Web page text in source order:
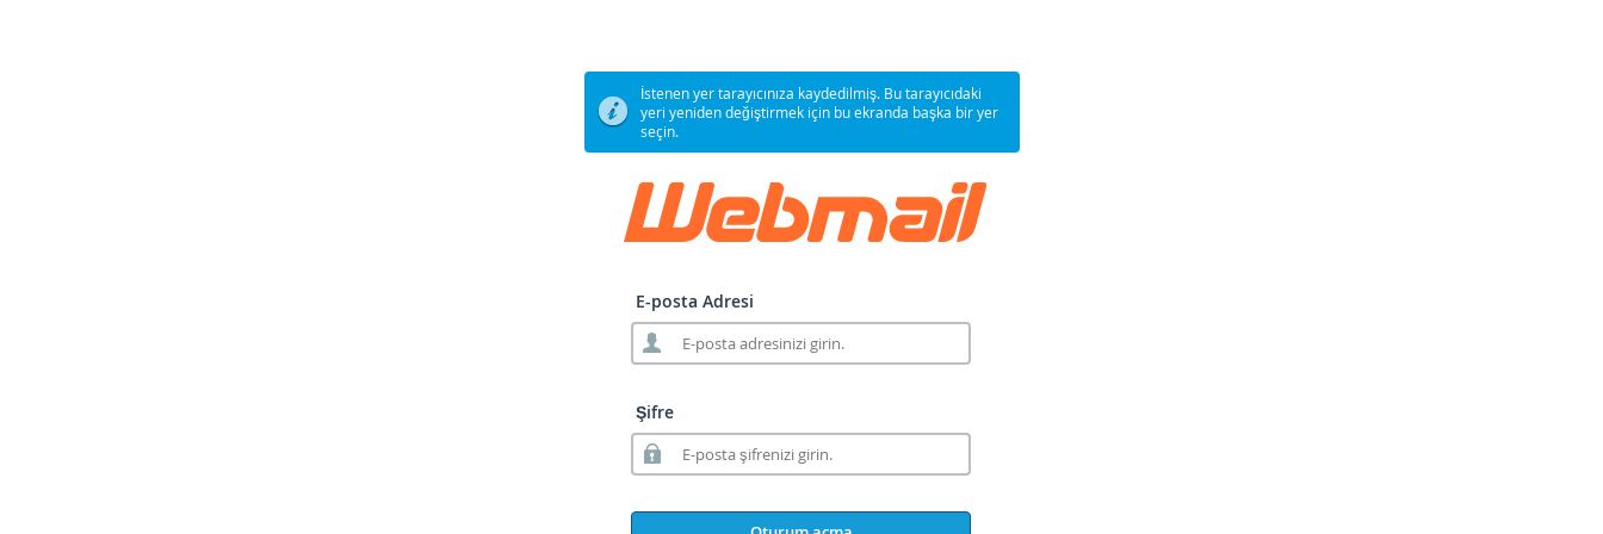
İstenen yer tarayıcınıza kaydedilmiş. Bu tarayıcıdaki
yeri yeniden değiştirmek için bu ekranda başka bir yer
seçin.
E-posta Adresi
Şifre